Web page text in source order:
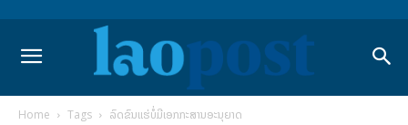
Home Tags ລົດຂົນແຮ່ບໍ່ມີເອກກະສານອະນຸຍາດ